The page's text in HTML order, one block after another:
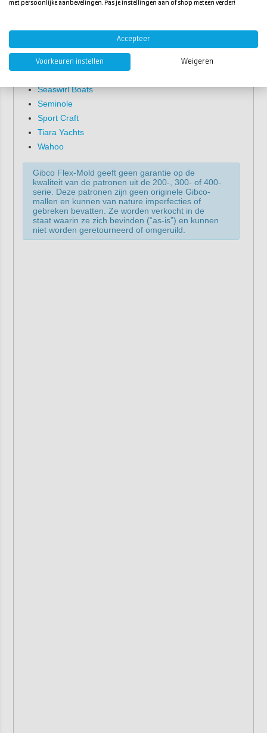
Pacific Seacraft
Regal
Robalo
Sailfish Boats
Seaswirl Boats
Seminole
Sport Craft
Tiara Yachts
Wahoo
Gibco Flex-Mold geeft geen garantie op de
kwaliteit van de patronen uit de 200-, 300- of 400-
serie. Deze patronen zijn geen originele Gibco-
mallen en kunnen van nature imperfecties of
gebreken bevatten. Ze worden verkocht in de
staat waarin ze zich bevinden (“as-is”) en kunnen
niet worden geretourneerd of omgeruild.
met persoonlijke aanbevelingen. Pas je instellingen aan of shop meteen verder!
Accepteer
Voorkeuren instellen Weigeren